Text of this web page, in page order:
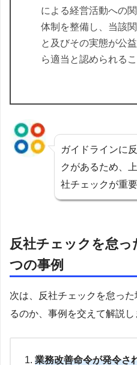
による経営活動への
体制を整備し、当該
と及びその実態が公
ら適当と認められるこ
ガイドラインに
クがあるため、
社チェックが重
反社チェックを怠
つの事例
次は、反社チェックを怠っ
るのか、事例を交えて解説し
業務改善命令が発令さ